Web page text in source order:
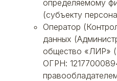
определяемому
(субъекту
Оператор
данных
общество «ЛИР»
ОГРН: